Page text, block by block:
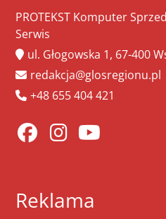
PROTEKST Komputer
Serwis
ul. Głogowska 1, 67-400
redakcja@glosregionu.pl
+48 655 404 421
Reklama